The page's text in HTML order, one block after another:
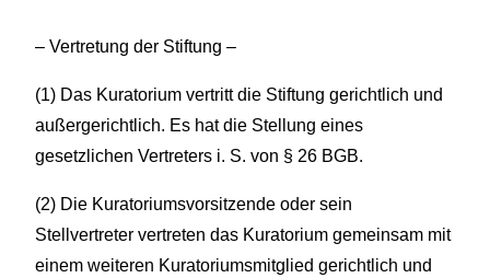
– Vertretung der Stiftung –
(1) Das Kuratorium vertritt die Stiftung gerichtlich und
außergerichtlich. Es hat die Stellung eines
gesetzlichen Vertreters i. S. von § 26 BGB.
(2) Die Kuratoriumsvorsitzende oder sein
Stellvertreter vertreten das Kuratorium gemeinsam mit
einem weiteren Kuratoriumsmitglied gerichtlich und